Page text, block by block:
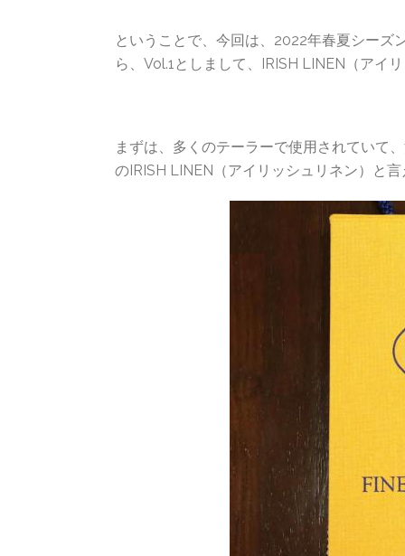
ということで、今回は、2022年春夏シーズ
ら、Vol.1としまして、IRISH LINEN（アイ
まずは、多くのテーラーで使用されていて
のIRISH LINEN（アイリッシュリネン）と